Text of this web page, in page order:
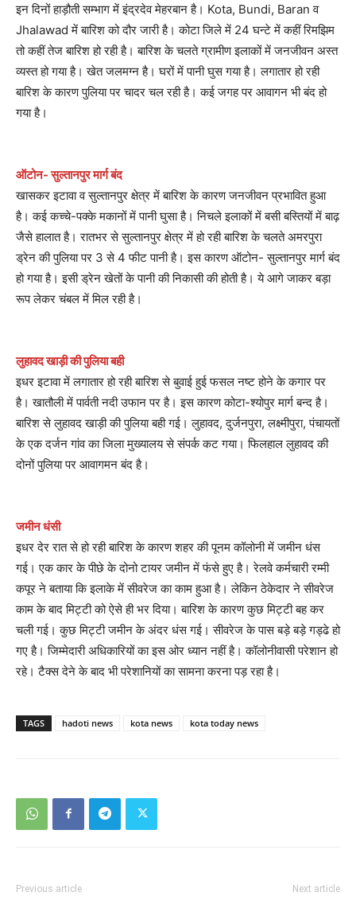
इन दिनों हाड़ौती सम्भाग में इंद्रदेव मेहरबान है। Kota, Bundi, Baran व
Jhalawad में बारिश को दौर जारी है। कोटा जिले में 24 घन्टे में कहीं रिमझिम
तो कहीं तेज बारिश हो रही है। बारिश के चलते ग्रामीण इलाकों में जनजीवन अस्त
व्यस्त हो गया है। खेत जलमग्न है। घरों में पानी घुस गया है। लगातार हो रही
बारिश के कारण पुलिया पर चादर चल रही है। कई जगह पर आवागन भी बंद हो
गया है।
ऑटोन- सुल्तानपुर मार्ग बंद
खासकर इटावा व सुल्तानपुर क्षेत्र में बारिश के कारण जनजीवन प्रभावित हुआ
है। कई कच्चे-पक्के मकानों में पानी घुसा है। निचले इलाकों में बसी बस्तियों में बाढ़
जैसे हालात है। रातभर से सुल्तानपुर क्षेत्र में हो रही बारिश के चलते अमरपुरा
ड्रेन की पुलिया पर 3 से 4 फीट पानी है। इस कारण ऑटोन- सुल्तानपुर मार्ग बंद
हो गया है। इसी ड्रेन खेतों के पानी की निकासी की होती है। ये आगे जाकर बड़ा
रूप लेकर चंबल में मिल रही है।
लुहावद खाड़ी की पुलिया बही
इधर इटावा में लगातार हो रही बारिश से बुवाई हुई फसल नष्ट होने के कगार पर
है। खातौली में पार्वती नदी उफान पर है। इस कारण कोटा-श्योपुर मार्ग बन्द है।
बारिश से लुहावद खाड़ी की पुलिया बही गई। लुहावद, दुर्जनपुरा, लक्ष्मीपुरा, पंचायतों
के एक दर्जन गांव का जिला मुख्यालय से संपर्क कट गया। फिलहाल लुहावद की
दोनों पुलिया पर आवागमन बंद है।
जमीन धंसी
इधर देर रात से हो रही बारिश के कारण शहर की पूनम कॉलोनी में जमीन धंस
गई। एक कार के पीछे के दोनो टायर जमीन में फंसे हुए है। रेलवे कर्मचारी रम्मी
कपूर ने बताया कि इलाके में सीवरेज का काम हुआ है। लेकिन ठेकेदार ने सीवरेज
काम के बाद मिट्टी को ऐसे ही भर दिया। बारिश के कारण कुछ मिट्टी बह कर
चली गई। कुछ मिट्टी जमीन के अंदर धंस गई। सीवरेज के पास बड़े बड़े गड्ढे हो
गए है। जिम्मेदारी अधिकारियों का इस ओर ध्यान नहीं है। कॉलोनीवासी परेशान हो
रहे। टैक्स देने के बाद भी परेशानियों का सामना करना पड़ रहा है।
TAGS hadoti news kota news kota today news
Previous article Next article